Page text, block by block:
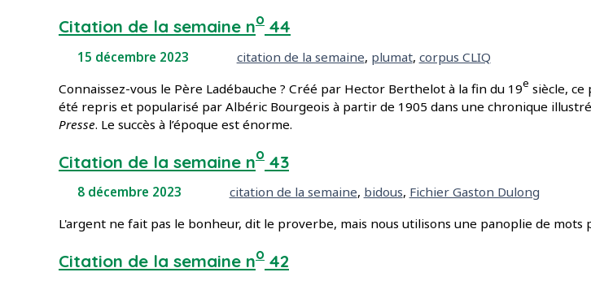
Citation de la semaine no 44
15 décembre 2023 Mots-clés :
citation de la semaine, plumat, corpus CLIQ
Connaissez-vous le Père Ladébauche ? Créé par Hector Berthelot à la fin du 19e siècle, ce
été repris et popularisé par Albéric Bourgeois à partir de 1905 dans une chronique
Presse. Le succès à l’époque est énorme.
Citation de la semaine no 43
8 décembre 2023 Mots-clés :
citation de la semaine, bidous, Fichier Gaston Dulong
L'argent ne fait pas le bonheur, dit le proverbe, mais nous utilisons une panoplie de mots
Citation de la semaine no 42